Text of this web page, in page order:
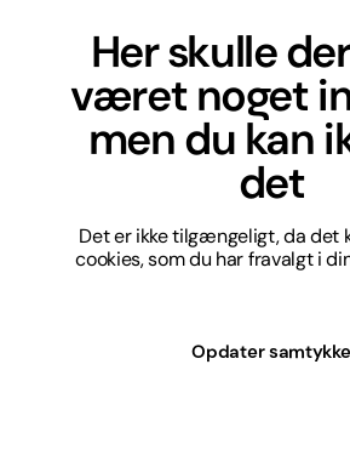
Her skulle
været noget
men du kan
det
Det er ikke tilgængeligt, da det
cookies, som du har fravalgt i
Opdater samtykke